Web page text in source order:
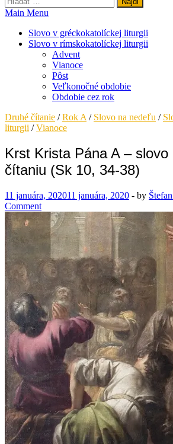
Main Menu
Slovo v gréckokatolíckej liturgii
Slovo v rímskokatolíckej liturgii
Advent
Vianoce
Pôst
Veľkonočné obdobie
Obdobie cez rok
Druhé čítanie /Rok A / Slovo na nedeľu /
liturgii /Vianoce
Krst Krista Pána A – slovo
čítaniu (Sk 10, 34-38)
11 januára, 202011 januára, 2020 - by
Comment